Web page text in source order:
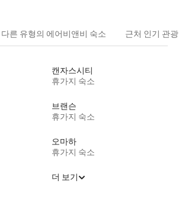
다른 유형의 에어비앤비 숙소 근처 인기 관광
캔자스시티
휴가지 숙소
브랜슨
휴가지 숙소
오마하
휴가지 숙소
더 보기